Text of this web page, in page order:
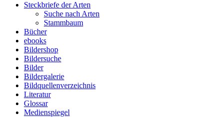
Steckbriefe der Arten
Suche nach Arten
Stammbaum
Bücher
ebooks
Bildershop
Bildersuche
Bilder
Bildergalerie
Bildquellenverzeichnis
Literatur
Glossar
Medienspiegel